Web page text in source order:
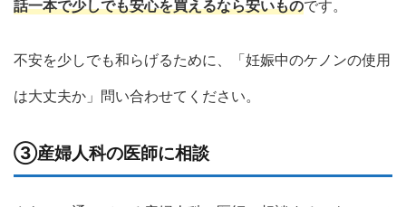
話一本で少しでも安心を買えるなら安いものです。
不安を少しでも和らげるために、「妊娠中のケノンの使用
は大丈夫か」問い合わせてください。
③産婦人科の医師に相談